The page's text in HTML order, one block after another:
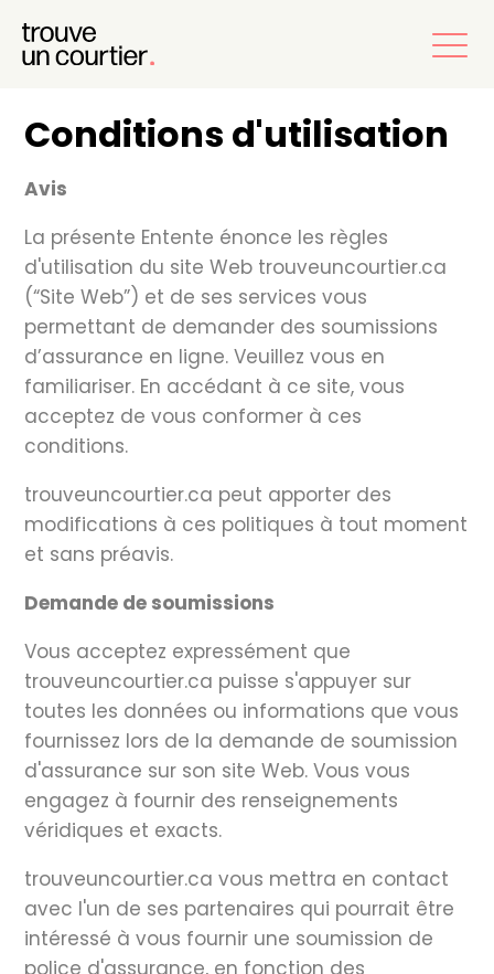
Conditions d'utilisation
Avis
La présente Entente énonce les règles
d'utilisation du site Web trouveuncourtier.ca
(“Site Web”) et de ses services vous
permettant de demander des soumissions
d’assurance en ligne. Veuillez vous en
familiariser. En accédant à ce site, vous
acceptez de vous conformer à ces
conditions.
trouveuncourtier.ca peut apporter des
modifications à ces politiques à tout moment
et sans préavis.
Demande de soumissions
Vous acceptez expressément que
trouveuncourtier.ca puisse s'appuyer sur
toutes les données ou informations que vous
fournissez lors de la demande de soumission
d'assurance sur son site Web. Vous vous
engagez à fournir des renseignements
véridiques et exacts.
trouveuncourtier.ca vous mettra en contact
avec l'un de ses partenaires qui pourrait être
intéressé à vous fournir une soumission de
police d'assurance, en fonction des